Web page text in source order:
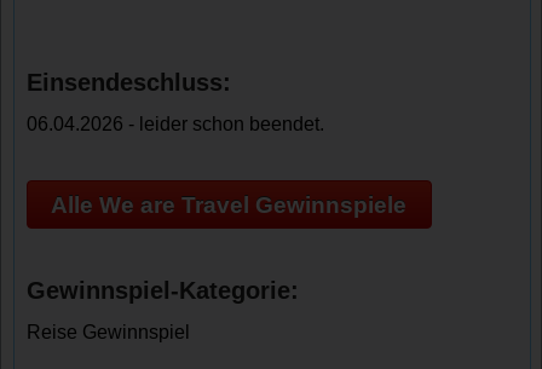
Einsendeschluss:
06.04.2026 - leider schon beendet.
Alle We are Travel Gewinnspiele
Gewinnspiel-Kategorie:
Reise Gewinnspiel